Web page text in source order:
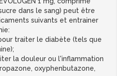
dans le sang) peut être
suivants et entrainer
traiter le diabète (tels que
la douleur ou l'inflammation
oxyphenbutazone,